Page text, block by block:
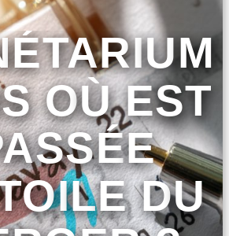
OÙ EST
DU